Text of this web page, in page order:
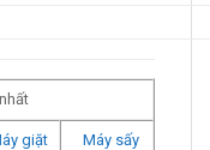
giặt Máy sấy